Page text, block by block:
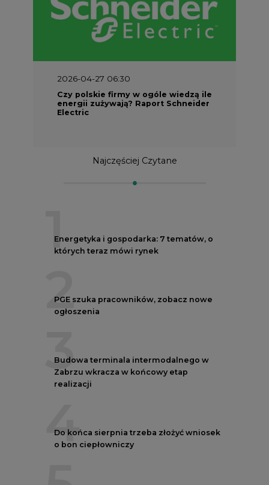
2026-04-27 06:30
Czy polskie firmy w ogóle wiedzą ile
energii zużywają? Raport Schneider
Electric
Najczęściej Czytane
1
Energetyka i gospodarka: 7 tematów, o
których teraz mówi rynek
2
PGE szuka pracowników, zobacz nowe
ogłoszenia
3
Budowa terminala intermodalnego w
Zabrzu wkracza w końcowy etap
realizacji
4
Do końca sierpnia trzeba złożyć wniosek
o bon ciepłowniczy